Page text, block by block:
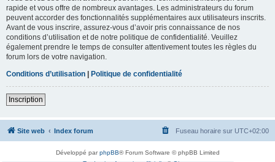
rapide et vous offre de nombreux avantages. Les administrateurs du forum
peuvent accorder des fonctionnalités supplémentaires aux utilisateurs inscrits.
Avant de vous inscrire, assurez-vous d’avoir pris connaissance de nos
conditions d’utilisation et de notre politique de confidentialité. Veuillez
également prendre le temps de consulter attentivement toutes les règles du
forum lors de votre navigation.
Conditions d’utilisation | Politique de confidentialité
Inscription
Site web Index forum Fuseau horaire sur UTC+02:00
Développé parphpBB® Forum Software © phpBB Limited